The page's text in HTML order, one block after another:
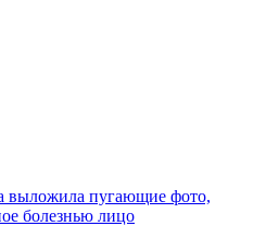
выложила пугающие фото,
болезнью лицо